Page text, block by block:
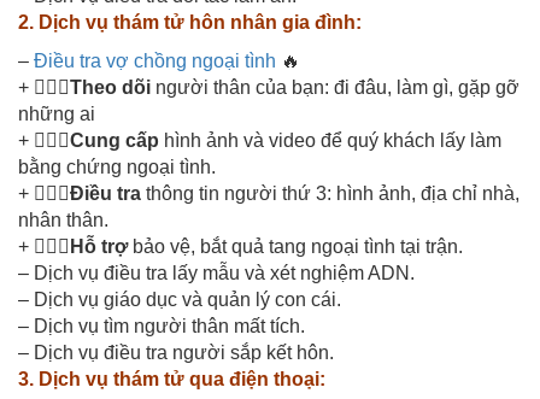
2. Dịch vụ thám tử hôn nhân gia đình:
– Điều tra vợ chồng ngoại tình 🔥
+ 🕵🏻‍♂️Theo dõi người thân của bạn: đi đâu, làm gì, gặp gỡ
những ai
+ 🕵🏻‍♂️Cung cấp hình ảnh và video để quý khách lấy làm
bằng chứng ngoại tình.
+ 🕵🏻‍♂️Điều tra thông tin người thứ 3: hình ảnh, địa chỉ nhà,
nhân thân.
+ 🕵🏻‍♂️ Hỗ trợbảo vệ, bắt quả tang ngoại tình tại trận.
– Dịch vụ điều tra lấy mẫu và xét nghiệm ADN.
– Dịch vụ giáo dục và quản lý con cái.
– Dịch vụ tìm người thân mất tích.
– Dịch vụ điều tra người sắp kết hôn.
3. Dịch vụ thám tử qua điện thoại: